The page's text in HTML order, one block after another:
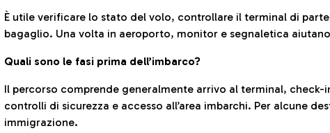
È utile verificare lo stato del volo, controllare il terminal di
bagaglio. Una volta in aeroporto, monitor e segnaletica
Quali sono le fasi prima dell’imbarco?
Il percorso comprende generalmente arrivo al terminal, check-
controlli di sicurezza e accesso all’area imbarchi. Per alcune
immigrazione.